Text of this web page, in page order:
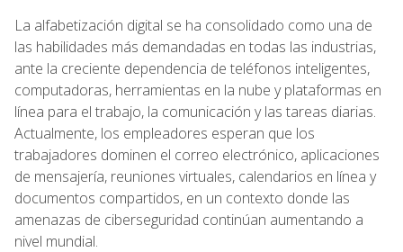
La alfabetización digital se ha consolidado como una de
las habilidades más demandadas en todas las industrias,
ante la creciente dependencia de teléfonos inteligentes,
computadoras, herramientas en la nube y plataformas en
línea para el trabajo, la comunicación y las tareas diarias.
Actualmente, los empleadores esperan que los
trabajadores dominen el correo electrónico, aplicaciones
de mensajería, reuniones virtuales, calendarios en línea y
documentos compartidos, en un contexto donde las
amenazas de ciberseguridad continúan aumentando a
nivel mundial.